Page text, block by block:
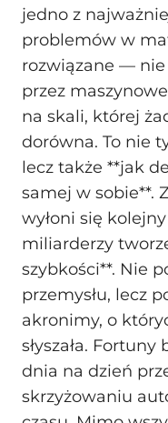
jedno z
problemów w
rozwiązane — nie
przez
na skali, której
dorówna. To nie
lecz także **jak
samej w sobie**.
wyłoni się
miliarderzy
szybkości**. Nie
przemysłu, lecz
akronimy, o
słyszała.
dnia na dzień
skrzyżowaniu